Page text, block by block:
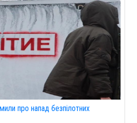
про напад безпілотних